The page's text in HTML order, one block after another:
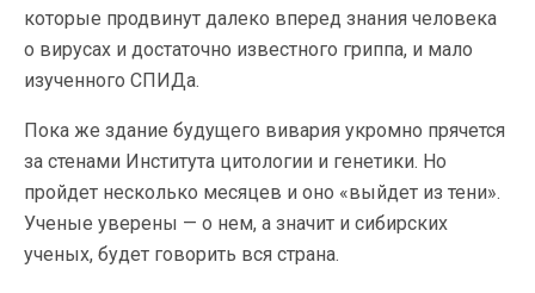
которые продвинут далеко вперед знания человека
о вирусах и достаточно известного гриппа, и мало
изученного СПИДа.
Пока же здание будущего вивария укромно прячется
за стенами Института цитологии и генетики. Но
пройдет несколько месяцев и оно «выйдет из тени».
Ученые уверены — о нем, а значит и сибирских
ученых, будет говорить вся страна.